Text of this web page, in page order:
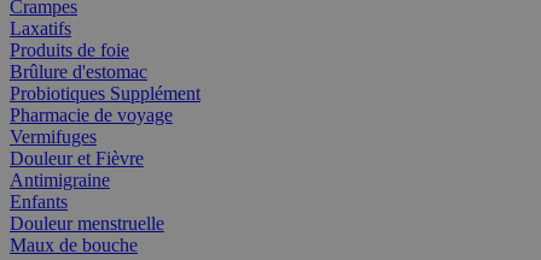
Crampes
Laxatifs
Produits de foie
Brûlure d'estomac
Probiotiques Supplément
Pharmacie de voyage
Vermifuges
Douleur et Fièvre
Antimigraine
Enfants
Douleur menstruelle
Maux de bouche